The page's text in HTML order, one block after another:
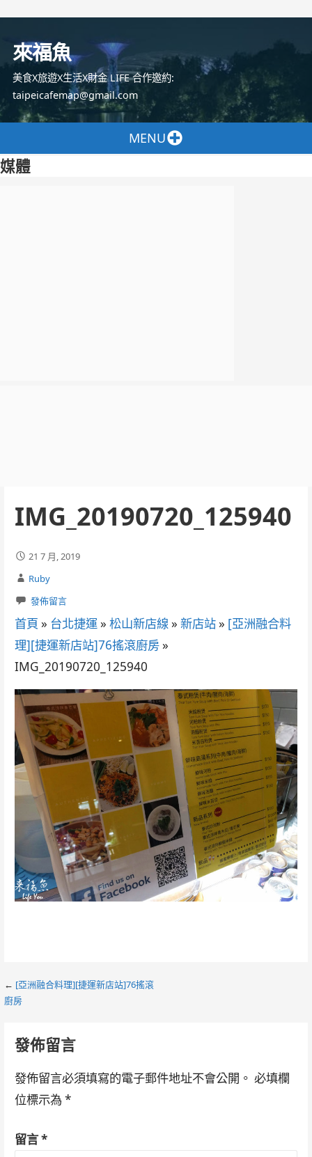
容
來福魚
美食X旅遊X生活X財金 LIFE 合作邀約:
taipeicafemap@gmail.com
MENU
媒體
IMG_20190720_125940
21 7 月, 2019
Ruby
發佈留言
首頁 » 台北捷運» 松山新店線 » 新店站» [亞洲融合料
理][捷運新店站]76搖滾廚房»
IMG_20190720_125940
Post
← [亞洲融合料理][捷運新店站]76搖滾
廚房
發佈留言
發佈留言必須填寫的電子郵件地址不會公開。 必填欄
位標示為 *
留言*